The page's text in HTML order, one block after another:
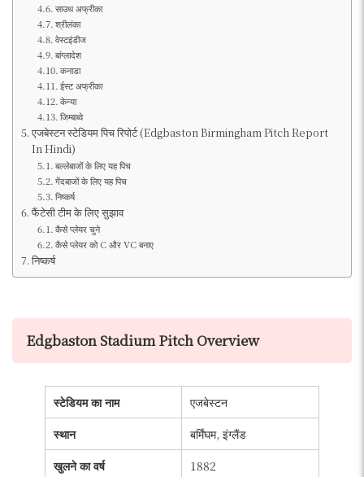
साउथ अफ्रीका
श्रीलंका
वेस्टइंडीज
बांग्लादेश
कनाडा
ईस्ट अफ्रीका
केन्या
जिम्बाब्वे
एजबेस्टन स्टेडियम पिच रिपोर्ट (Edgbaston Birmingham Pitch Report
In Hindi)
बल्लेबाजों के लिए यह पिच
गेंदबाजों के लिए यह पिच
निष्कर्ष
फैंटेसी टीम के लिए सुझाव
कैसे प्लेयर चुने
कैसे प्लेयर को C और VC बनाए
निष्कर्ष
Edgbaston Stadium Pitch Overview
स्टेडियम का नाम
एजबेस्टन
स्थान
बर्मिंघम, इंग्लैंड
खुलने का वर्ष
1882